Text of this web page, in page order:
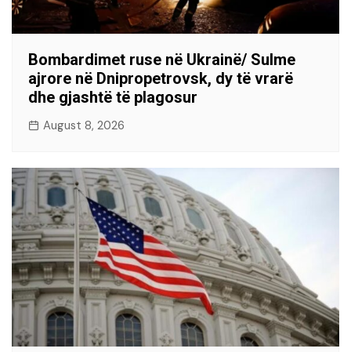
Bombardimet ruse në Ukrainë/ Sulme
ajrore në Dnipropetrovsk, dy të vrarë
dhe gjashtë të plagosur
August 8, 2026